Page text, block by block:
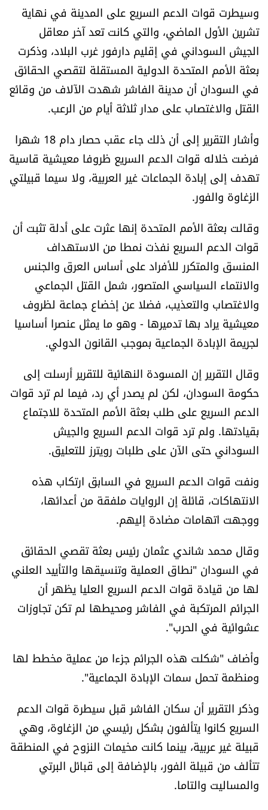
العالم
الصحافة الإسرائيلية
ثقافة وفنون
فصل من كتاب
اقرأ تضحك
كاميرا
سجالات
صحّة وصحن
الرياضة
منوّعات
حظّك اليوم
للتاريخ
فيديو
من نحن
للتواصل معنا
شروط الاستخدام
شروط الإشتراك
Digital solutions by
وسيطرت قوات الدعم السريع على المدينة في نهاية
تشرين الأول الماضي، والتي كانت تعد آخر معاقل
الجيش السوداني في إقليم دارفور غرب البلاد، وذكرت
بعثة الأمم المتحدة الدولية المستقلة لتقصي الحقائق
في السودان أن مدينة الفاشر شهدت الآلاف من وقائع
القتل والاغتصاب على مدار ثلاثة أيام من الرعب.
وأشار التقرير إلى أن ذلك جاء عقب حصار دام 18 شهرا
فرضت خلاله قوات الدعم السريع ظروفا معيشية قاسية
تهدف إلى إبادة الجماعات غير العربية، ولا سيما قبيلتي
الزغاوة والفور.
وقالت بعثة الأمم المتحدة إنها عثرت على أدلة تثبت أن
قوات الدعم السريع نفذت نمطا من الاستهداف
المنسق والمتكرر للأفراد على أساس العرق والجنس
والانتماء السياسي المتصور، شمل القتل الجماعي
والاغتصاب والتعذيب، فضلا عن إخضاع جماعة لظروف
معيشية يراد بها تدميرها - وهو ما يمثل عنصرا أساسيا
لجريمة الإبادة الجماعية بموجب القانون الدولي.
وقال التقرير إن المسودة النهائية للتقرير أرسلت إلى
حكومة السودان، لكن لم يصدر أي رد، فيما لم ترد قوات
الدعم السريع على طلب بعثة الأمم المتحدة للاجتماع
بقيادتها. ولم ترد قوات الدعم السريع والجيش
السوداني حتى الآن على طلبات رويترز للتعليق.
ونفت قوات الدعم السريع في السابق ارتكاب هذه
الانتهاكات، قائلة إن الروايات ملفقة من أعدائها،
ووجهت اتهامات مضادة إليهم.
وقال محمد شاندي عثمان رئيس بعثة تقصي الحقائق
في السودان "نطاق العملية وتنسيقها والتأييد العلني
لها من قيادة قوات الدعم السريع العليا يظهر أن
الجرائم المرتكبة في الفاشر ومحيطها لم تكن تجاوزات
عشوائية في الحرب".
وأضاف "شكلت هذه الجرائم جزءا من عملية مخطط لها
ومنظمة تحمل سمات الإبادة الجماعية".
وذكر التقرير أن سكان الفاشر قبل سيطرة قوات الدعم
السريع كانوا يتألفون بشكل رئيسي من الزغاوة، وهي
قبيلة غير عربية، بينما كانت مخيمات النزوح في المنطقة
تتألف من قبيلة الفور، بالإضافة إلى قبائل البرتي
والمساليت والتاما.